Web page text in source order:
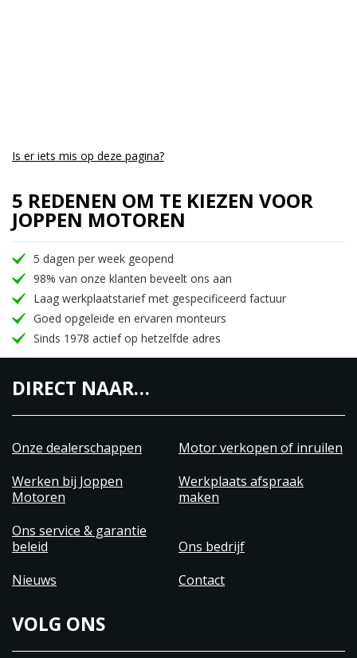
Is er iets mis op deze pagina?
5 REDENEN OM TE KIEZEN VOOR
JOPPEN MOTOREN
5 dagen per week geopend
98% van onze klanten beveelt ons aan
Laag werkplaatstarief met gespecificeerd factuur
Goed opgeleide en ervaren monteurs
Sinds 1978 actief op hetzelfde adres
DIRECT NAAR…
Onze dealerschappen
Motor verkopen of inruilen
Werken bij Joppen
Motoren
Werkplaats afspraak
maken
Ons service & garantie
beleid
Ons bedrijf
Nieuws
Contact
VOLG ONS